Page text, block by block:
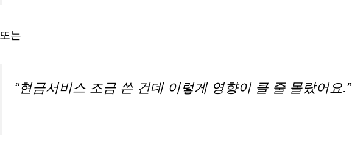
또는
“현금서비스 조금 쓴 건데 이렇게 영향이 클 줄 몰랐어요.”